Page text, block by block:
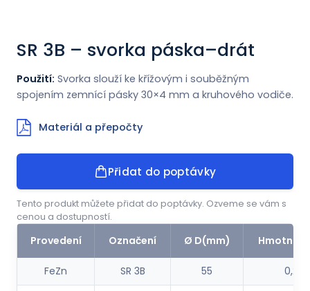
ENGLISH
SR 3B – svorka páska–drát
Použití: Svorka slouží ke křížovým i souběžným
spojením zemnící pásky 30×4 mm a kruhového vodiče.
Materiál a přepočty
Přidat do poptávky
Tento produkt můžete přidat do poptávky. Ozveme se vám s
cenou a dostupností.
Provedení Označení Ø D(mm)
FeZn SR 3B 55
0,214